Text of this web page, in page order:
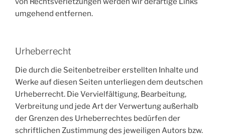
umgehend entfernen.
Urheberrecht
Die durch die Seitenbetreiber erstellten Inhalte und
Werke auf diesen Seiten unterliegen dem deutschen
Urheberrecht. Die Vervielfältigung, Bearbeitung,
Verbreitung und jede Art der Verwertung außerhalb
der Grenzen des Urheberrechtes bedürfen der
schriftlichen Zustimmung des jeweiligen Autors bzw.